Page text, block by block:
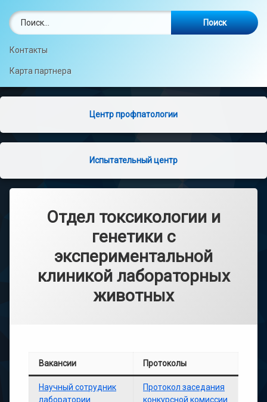
Контакты
Карта партнера
Центр профпатологии
Испытательный центр
Отдел токсикологии и
генетики с
экспериментальной
клиникой лабораторных
животных
Вакансии Протоколы
Научный сотрудник
лаборатории
Протокол заседания
конкурсной комиссии